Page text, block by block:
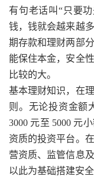
有句老话叫“只要
钱，钱就会越来越
期存款和理财两部
能保住本金，安全
比较的大。
基本理财知识，在
则。无论投资金额
3000 元至 5000 元
资质的投资平台。
营资质、监管信息
以此为基础搭建安